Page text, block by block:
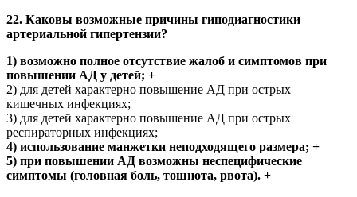
22. Каковы возможные причины гиподиагностики
артериальной гипертензии?
1) возможно полное отсутствие жалоб и симптомов при
повышении АД у детей; +
2) для детей характерно повышение АД при острых
кишечных инфекциях;
3) для детей характерно повышение АД при острых
респираторных инфекциях;
4) использование манжетки неподходящего размера; +
5) при повышении АД возможны неспецифические
симптомы (головная боль, тошнота, рвота). +